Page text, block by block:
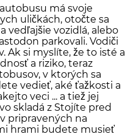
má svoje
uličkách, otočte sa
vedľajšie vozidlá, alebo
parkovali. Vodiči
Ak si myslíte, že to isté a
a riziko, teraz
v ktorých sa
vedieť, aké ťažkosti a
veci ... a tiež jej
skladá z Stojíte pred
pripravených na
hrami budete musieť